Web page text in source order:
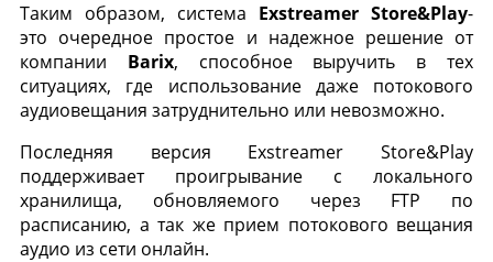
Таким образом, система Exstreamer Store&Play-
это очередное простое и надежное решение от
компании
Barix, способное выручить в тех
ситуациях, где использование даже потокового
аудиовещания затруднительно или невозможно.
Последняя версия Exstreamer Store&Play
поддерживает проигрывание с локального
хранилища, обновляемого через FTP по
расписанию, а так же прием потокового вещания
аудио из сети онлайн.